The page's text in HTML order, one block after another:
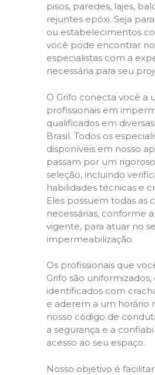
pisos, paredes, lajes,
rejuntes epóxi. Seja
ou estabelecimentos
você pode encontrar no
especialistas com a
necessária para seu
O Grifo conecta você a
profissionais em
qualificados em
Brasil. Todos os
disponíveis em nosso
passam por um
seleção, incluindo
habilidades técnicas e
Eles possuem todas as
necessárias, conforme
vigente, para atuar no
impermeabilização.
Os profissionais que
Grifo são
identificados com
e aderem a um horário
nosso código de
a segurança e a
acesso ao seu espaço.
Nosso objetivo é